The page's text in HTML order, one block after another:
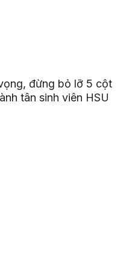
đừng bỏ lỡ 5 cột
tân sinh viên HSU